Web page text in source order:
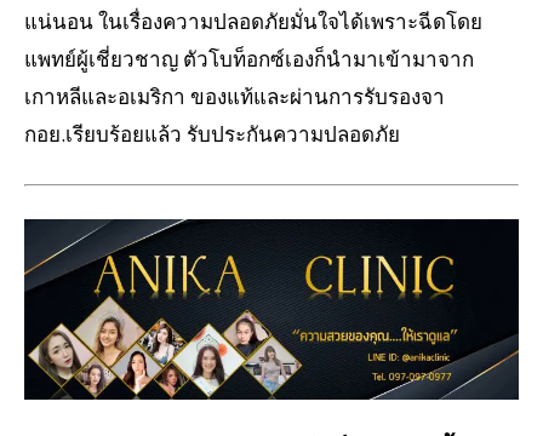
แน่นอน ในเรื่องความปลอดภัยมั่นใจได้เพราะฉีดโดย
แพทย์ผู้เชี่ยวชาญ ตัวโบท็อกซ์เองก็นำมาเข้ามาจาก
เกาหลีและอเมริกา ของแท้และผ่านการรับรองจา
กอย.เรียบร้อยแล้ว รับประกันความปลอดภัย